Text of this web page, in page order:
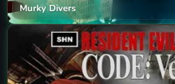
Murky Divers